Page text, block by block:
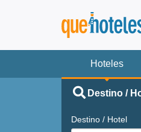
Hoteles
Destino /
Destino / Hotel